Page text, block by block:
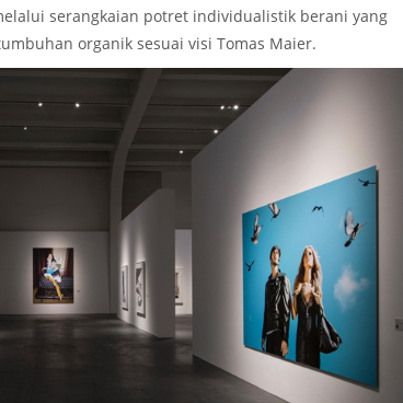
serangkaian potret individualistik berani yang
organik sesuai visi Tomas Maier.